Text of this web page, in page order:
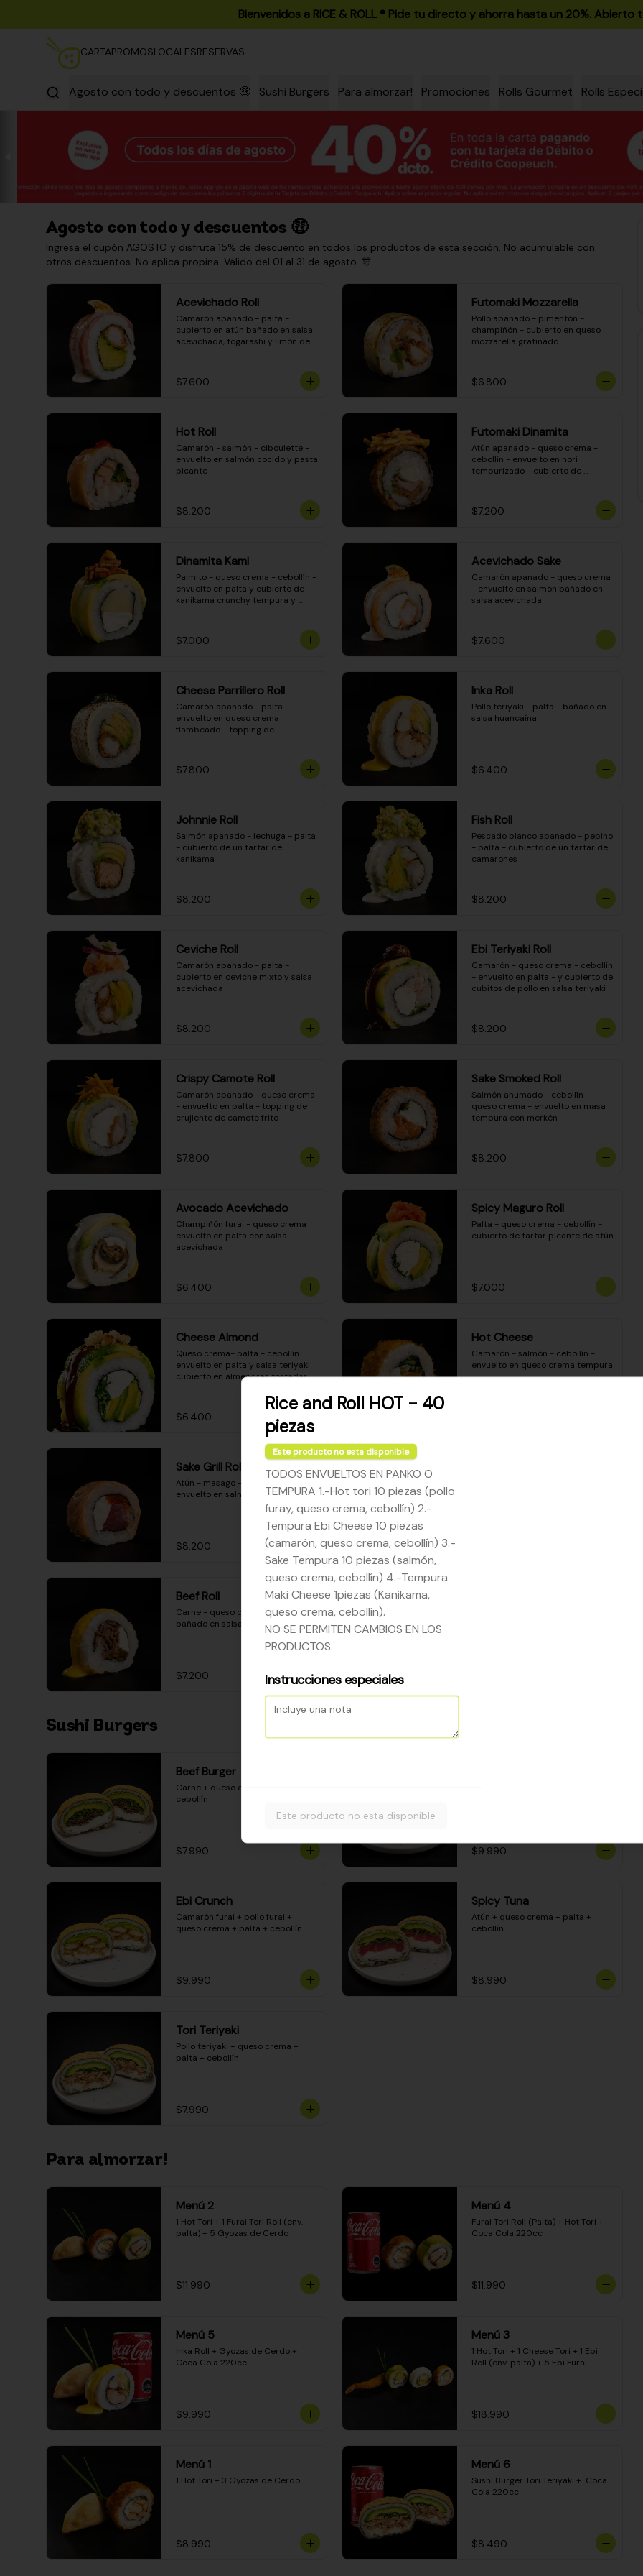
Bienvenidos a RICE & ROLL ®️ Pide tu directo y ahorra hasta un 20%. Abierto
CARTAPROMOSLOCALESRESERVAS
Agosto con todo y descuentos 🤑 Sushi Burgers Para almorzar! Promociones Rolls Gourmet Rolls
Agosto con todo y descuentos 🤑
Ingresa el cupón AGOSTO y disfruta 15% de descuento en todos los productos de esta sección. No acumulable con
otros descuentos. No aplica propina. Válido del 01 al 31 de agosto. 🎊
Acevichado Roll
Camarón apanado - palta -
cubierto en atún bañado en salsa
acevichada, togarashi y limón de
$7.600
Futomaki Mozzarella
Pollo apanado - pimentón -
champiñón - cubierto en queso
mozzarella gratinado
$6.800
Hot Roll
Camarón - salmón - ciboulette -
envuelto en salmón cocido y pasta
picante
$8.200
Futomaki Dinamita
Atún apanado - queso crema -
cebollín - envuelto en nori
tempurizado - cubierto de
$7.200
Dinamita Kami
Palmito - queso crema - cebollín -
envuelto en palta y cubierto de
kanikama crunchy tempura y
$7.000
Acevichado Sake
Camarón apanado - queso crema
- envuelto en salmón bañado en
salsa acevichada
$7.600
Cheese Parrillero Roll
Camarón apanado - palta -
envuelto en queso crema
flambeado - topping de
$7.800
Inka Roll
Pollo teriyaki - palta - bañado en
salsa huancaína
$6.400
Johnnie Roll
Salmón apanado - lechuga - palta
- cubierto de un tartar de
kanikama
$8.200
Fish Roll
Pescado blanco apanado - pepino
- palta - cubierto de un tartar de
camarones
$8.200
Ceviche Roll
Camarón apanado - palta -
cubierto en ceviche mixto y salsa
acevichada
$8.200
Ebi Teriyaki Roll
Camarón - queso crema - cebollín
- envuelto en palta - y cubierto de
cubitos de pollo en salsa teriyaki
$8.200
Crispy Camote Roll
Camarón apanado - queso crema
- envuelto en palta - topping de
crujiente de camote frito
$7.800
Sake Smoked Roll
Salmón ahumado - cebollín -
queso crema - envuelto en masa
tempura con merkén
$8.200
Avocado Acevichado
Champiñón furai - queso crema
envuelto en palta con salsa
acevichada
$6.400
Spicy Maguro Roll
Palta - queso crema - cebollín -
cubierto de tartar picante de atún
$7.000
Cheese Almond
Queso crema- palta - cebollín
envuelto en palta y salsa teriyaki
cubierto en almendras tostadas
$6.400
Hot Cheese
Camarón - salmón - cebollín -
envuelto en queso crema tempura
Sake Grill Roll
Atún - masago - queso crema -
envuelto en salmón gratinado
$8.200
Beef Roll
Carne - queso crema - pimentón -
bañado en salsa huancaína
$7.200
Sushi Burgers
Beef Burger
Carne + queso crema + palta +
cebollín
$7.990 $9.990
Ebi Crunch
Camarón furai + pollo furai +
queso crema + palta + cebollín
$9.990
Spicy Tuna
Atún + queso crema + palta +
cebollín
$8.990
Tori Teriyaki
Pollo teriyaki + queso crema +
palta + cebollín
$7.990
Para almorzar!
Menú 2
1 Hot Tori + 1 Furai Tori Roll (env.
palta) + 5 Gyozas de Cerdo
$11.990
Menú 4
Furai Tori Roll (Palta) + Hot Tori +
Coca Cola 220cc
$11.990
Menú 5
Inka Roll + Gyozas de Cerdo +
Coca Cola 220cc
$9.990
Menú 3
1 Hot Tori + 1 Cheese Tori + 1 Ebi
Roll (env. palta) + 5 Ebi Furai
$18.990
Menú 1
1 Hot Tori + 3 Gyozas de Cerdo
$8.990
Menú 6
Sushi Burger Tori Teriyaki +  Coca
Cola 220cc
$8.490
Rice and Roll HOT - 40
piezas
Este producto no esta disponible
TODOS ENVUELTOS EN PANKO O
TEMPURA 1.-Hot tori 10 piezas (pollo
furay, queso crema, cebollín) 2.-
Tempura Ebi Cheese 10 piezas
(camarón, queso crema, cebollín) 3.-
Sake Tempura 10 piezas (salmón,
queso crema, cebollín) 4.-Tempura
Maki Cheese 1piezas (Kanikama,
queso crema, cebollín).
NO SE PERMITEN CAMBIOS EN LOS
PRODUCTOS.
Instrucciones especiales
Este producto no esta disponible